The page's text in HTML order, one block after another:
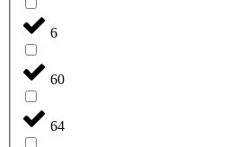
6
60
64